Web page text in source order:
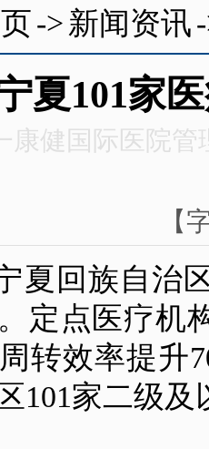
-> 新闻资讯
夏101家
康健国际医院管
【
夏回族自治
定点 医疗机
转效率提升
101家二级